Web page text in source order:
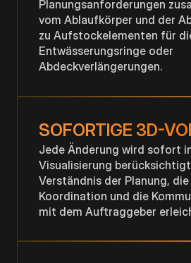
Planungsanforderungen
vom Ablaufkörper und der
zu Aufstockelementen für
Entwässerungsringe oder
Abdeckverlängerungen.
SOFORTIGE 3D-
Jede Änderung wird sofort
Visualisierung
Verständnis der Planung,
Koordination und die
mit dem Auftraggeber